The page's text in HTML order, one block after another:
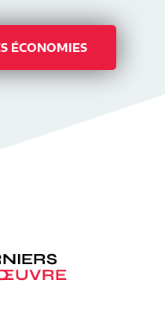
ÉCONOMIES